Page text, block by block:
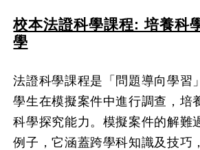
校本法證科學課程: 培養科
學
法證科學課程是「問題導向學習
學生在模擬案件中進行調查，培
科學探究能力。模擬案件的解難
例子，它涵蓋跨學科知識及技巧